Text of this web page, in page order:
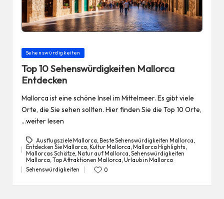
Posted
Sehenswürdigkeiten
Top 10 Sehenswürdigkeiten Mallorca
Entdecken
Mallorca ist eine schöne Insel im Mittelmeer. Es gibt viele
Orte, die Sie sehen sollten. Hier finden Sie die Top 10 Orte,
…weiter lesen
Tags:
Ausflugsziele Mallorca Beste Sehenswürdigkeiten Mallorca
Entdecken Sie Mallorca Kultur Mallorca Mallorca Highlights
Mallorcas Schätze, Natur auf Mallorca Sehenswürdigkeiten
Mallorca Top Attraktionen Mallorca Urlaub in Mallorca
Posted
Sehenswürdigkeiten 0